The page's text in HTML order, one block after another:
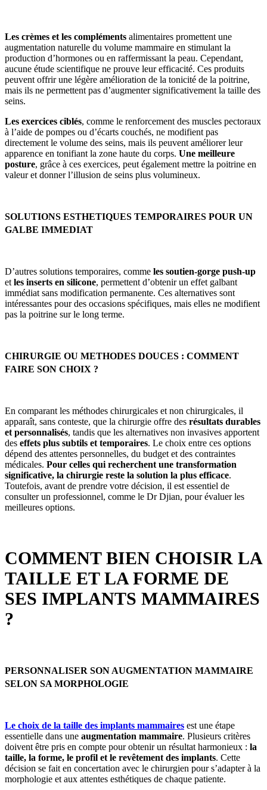
Les crèmes et les compléments alimentaires promettent une
augmentation naturelle du volume mammaire en stimulant la
production d’hormones ou en raffermissant la peau. Cependant,
aucune étude scientifique ne prouve leur efficacité. Ces produits
peuvent offrir une légère amélioration de la tonicité de la poitrine,
mais ils ne permettent pas d’augmenter significativement la taille des
seins.
Les exercices ciblés, comme le renforcement des muscles pectoraux
à l’aide de pompes ou d’écarts couchés, ne modifient pas
directement le volume des seins, mais ils peuvent améliorer leur
apparence en tonifiant la zone haute du corps. Une meilleure
posture, grâce à ces exercices, peut également mettre la poitrine en
valeur et donner l’illusion de seins plus volumineux.
SOLUTIONS ESTHETIQUES TEMPORAIRES POUR UN
GALBE IMMEDIAT
D’autres solutions temporaires, comme les soutien-gorge push-up
et les inserts en silicone, permettent d’obtenir un effet galbant
immédiat sans modification permanente. Ces alternatives sont
intéressantes pour des occasions spécifiques, mais elles ne modifient
pas la poitrine sur le long terme.
CHIRURGIE OU METHODES DOUCES : COMMENT
FAIRE SON CHOIX ?
En comparant les méthodes chirurgicales et non chirurgicales, il
apparaît, sans conteste, que la chirurgie offre des résultats durables
et personnalisés, tandis que les alternatives non invasives apportent
des effets plus subtils et temporaires. Le choix entre ces options
dépend des attentes personnelles, du budget et des contraintes
médicales. Pour celles qui recherchent une transformation
significative, la chirurgie reste la solution la plus efficace.
Toutefois, avant de prendre votre décision, il est essentiel de
consulter un professionnel, comme le Dr Djian, pour évaluer les
meilleures options.
COMMENT BIEN CHOISIR LA
TAILLE ET LA FORME DE
SES IMPLANTS MAMMAIRES
?
PERSONNALISER SON AUGMENTATION MAMMAIRE
SELON SA MORPHOLOGIE
Le choix de la taille des implants mammaires est une étape
essentielle dans une augmentation mammaire. Plusieurs critères
doivent être pris en compte pour obtenir un résultat harmonieux : la
taille, la forme, le profil et le revêtement des implants. Cette
décision se fait en concertation avec le chirurgien pour s’adapter à la
morphologie et aux attentes esthétiques de chaque patiente.